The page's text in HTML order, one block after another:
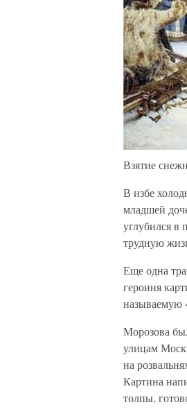
Взятие
В избе
младшей
углубился в
трудную
Еще одна
героиня
называемую
Морозова
улицам
на
Картина
толпы,